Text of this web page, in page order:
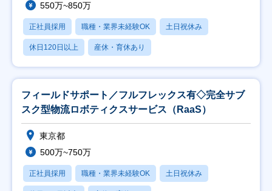
550万~850万
正社員採用 職種・業界未経験OK 土日祝休み
休日120日以上 産休・育休あり
フィールドサポート／フルフレックス有◇完全サブ
スク型物流ロボティクスサービス（RaaS）
東京都
500万~750万
正社員採用 職種・業界未経験OK 土日祝休み